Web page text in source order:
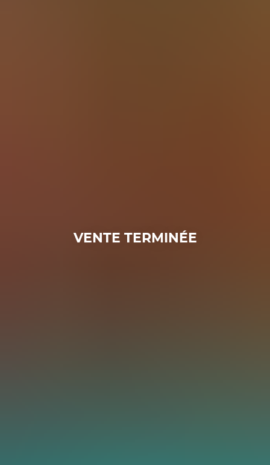
VENTE TERMINÉE